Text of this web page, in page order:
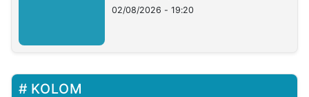
02/08/2026 - 19:20
KOLOM